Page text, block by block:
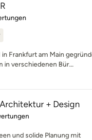
5 von 5 Sternen
in Frankfurt am Main
in verschiedenen Bür...
+ Design
4.9 von 5 Sternen
und solide Planung mit